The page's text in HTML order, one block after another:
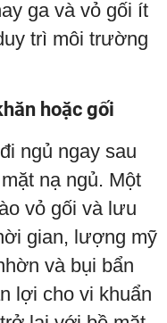
ga và vỏ gối ít
trì môi trường
hoặc gối
ngủ ngay sau
nạ ngủ. Một
vỏ gối và lưu
gian, lượng mỹ
và bụi bẩn
lợi cho vi khuẩn